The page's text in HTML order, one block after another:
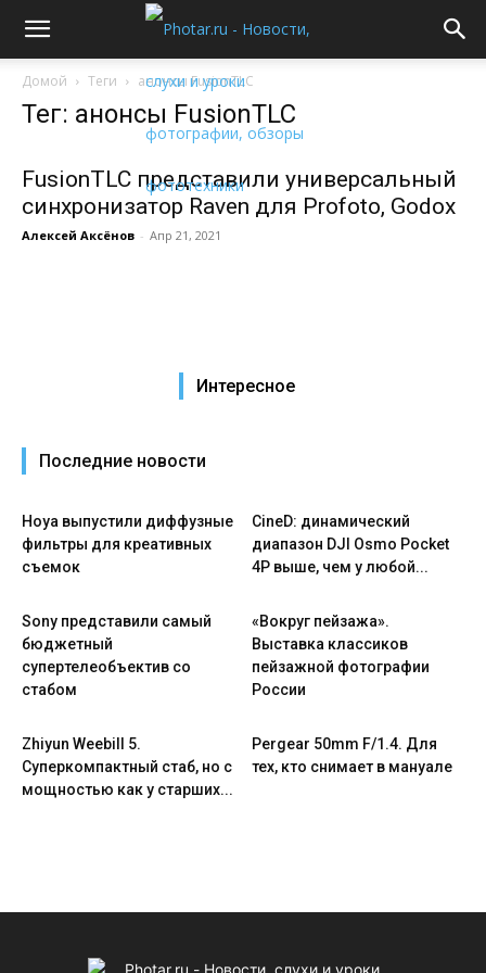
Домой Теги анонсы FusionTLC
Тег: анонсы FusionTLC
FusionTLC представили универсальный
синхронизатор Raven для Profoto, Godox
Алексей Аксёнов - Апр 21, 2021
Интересное
Последние новости
Hoya выпустили диффузные
фильтры для креативных
съемок
CineD: динамический
диапазон DJI Osmo Pocket
4P выше, чем у любой...
Sony представили самый
бюджетный
супертелеобъектив со
стабом
«Вокруг пейзажа».
Выставка классиков
пейзажной фотографии
России
Zhiyun Weebill 5.
Cуперкомпактный стаб, но с
мощностью как у старших...
Pergear 50mm F/1.4. Для
тех, кто снимает в мануале